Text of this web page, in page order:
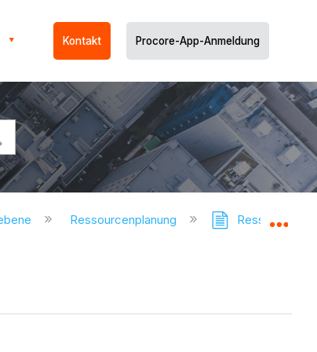
Kontakt Procore-App-Anmeldung
Ressourcenplanung